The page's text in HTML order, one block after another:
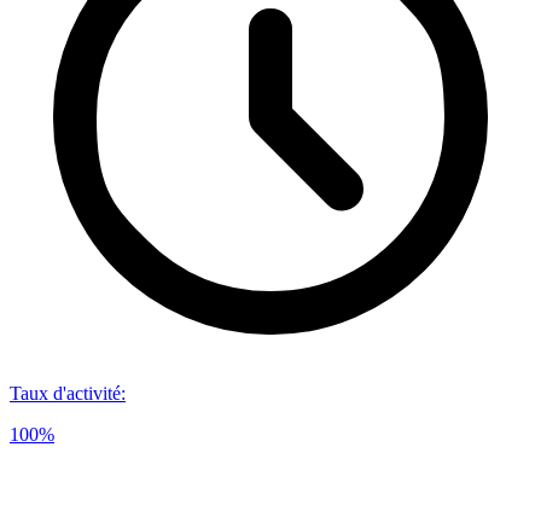
Taux d'activité:
100%